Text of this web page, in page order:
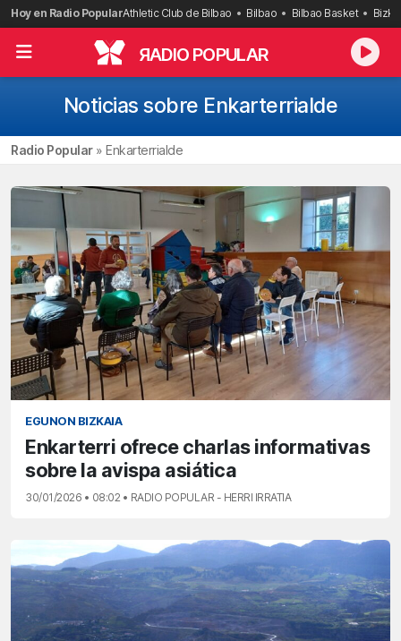
Saltar
al
contenido
Hoy en Radio PopularAthletic Club de Bilbao Bilbao Bilbao Basket
RADIO POPULAR
Noticias sobre Enkarterrialde
Radio Popular» Enkarterrialde
EGUNON BIZKAIA
Enkarterri ofrece charlas informativas
sobre la avispa asiática
30/01/2026 • 08:02 • RADIO POPULAR - HERRI IRRATIA